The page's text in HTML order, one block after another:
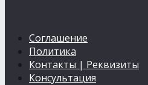
Соглашение
Политика
Контакты | Реквизиты
Консультация